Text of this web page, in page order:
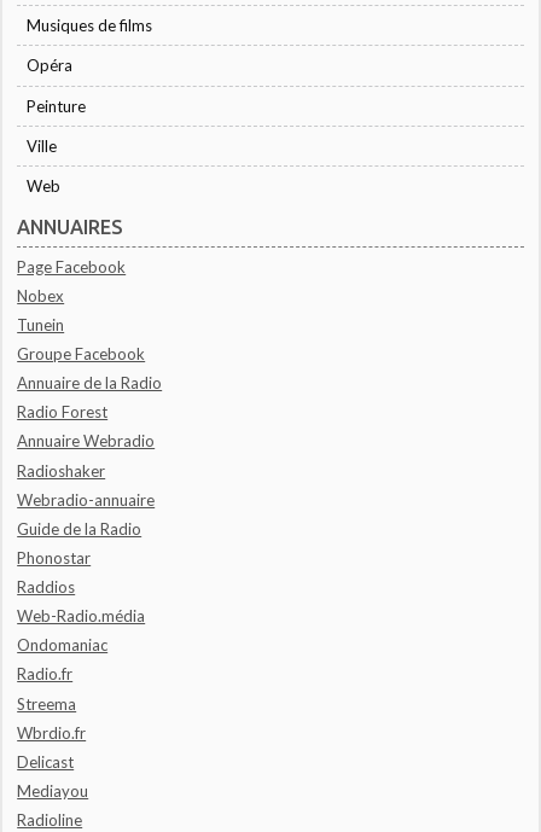
Musiques de films
Opéra
Peinture
Ville
Web
ANNUAIRES
Page Facebook
Nobex
Tunein
Groupe Facebook
Annuaire de la Radio
Radio Forest
Annuaire Webradio
Radioshaker
Webradio-annuaire
Guide de la Radio
Phonostar
Raddios
Web-Radio.média
Ondomaniac
Radio.fr
Streema
Wbrdio.fr
Delicast
Mediayou
Radioline